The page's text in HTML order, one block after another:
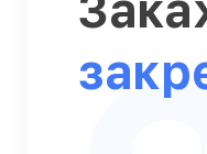
Серверы
Сканеры